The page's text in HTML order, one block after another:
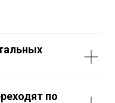
по